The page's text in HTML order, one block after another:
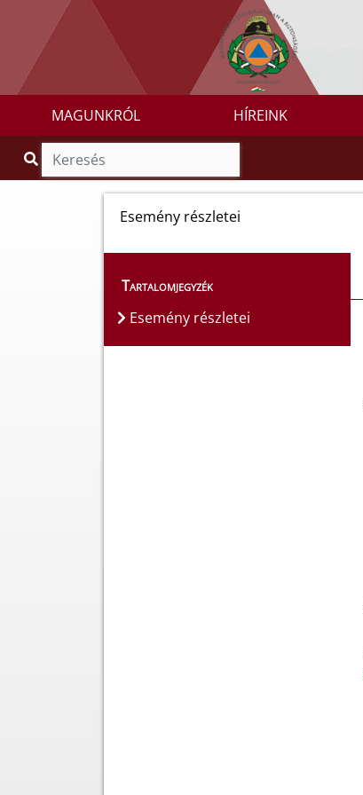
MAGUNKRÓL HÍREINK
Esemény részletei
Tartalomjegyzék
Esemény részletei